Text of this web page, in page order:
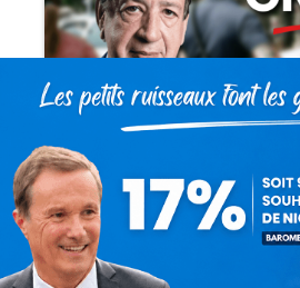
Présomption de légitimité de
armes par les forces de l’ordre